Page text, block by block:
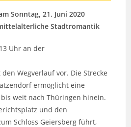
Sonntag, 21. Juni 2020
Stadtromantik
13 Uhr an der
Wegverlauf vor. Die Strecke
ermöglicht eine
weit nach Thüringen hinein.
und den
Schloss Geiersberg führt,